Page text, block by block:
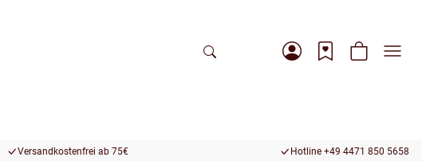
Versandkostenfrei ab 75€ Hotline +49 4471 850 5658